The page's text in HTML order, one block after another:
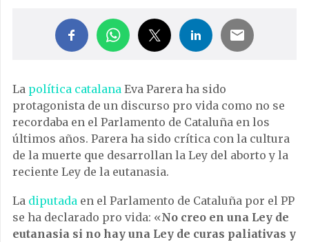
La política catalana Eva Parera ha sido
protagonista de un discurso pro vida como no se
recordaba en el Parlamento de Cataluña en los
últimos años. Parera ha sido crítica con la cultura
de la muerte que desarrollan la Ley del aborto y la
reciente Ley de la eutanasia.
La diputada en el Parlamento de Cataluña por el PP
se ha declarado pro vida: «No creo en una Ley de
eutanasia si no hay una Ley de curas paliativas y